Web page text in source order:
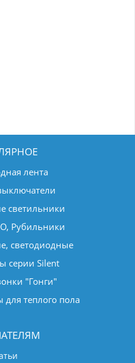
лента
светильники
Рубильники
светодиодные
серии Silent
"Гонги"
для теплого пола